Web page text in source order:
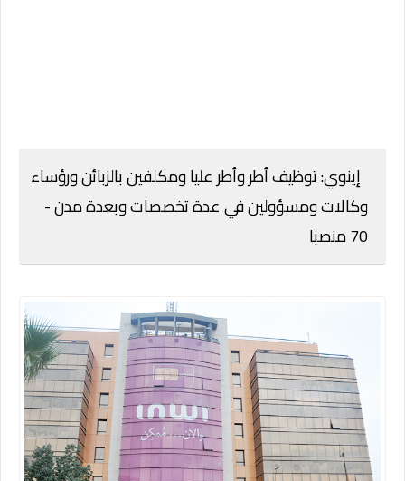
إينوي: توظيف أطر وأطر عليا ومكلفين بالزبائن ورؤساء
وكالات ومسؤولين في عدة تخصصات وبعدة مدن -
70 منصبا